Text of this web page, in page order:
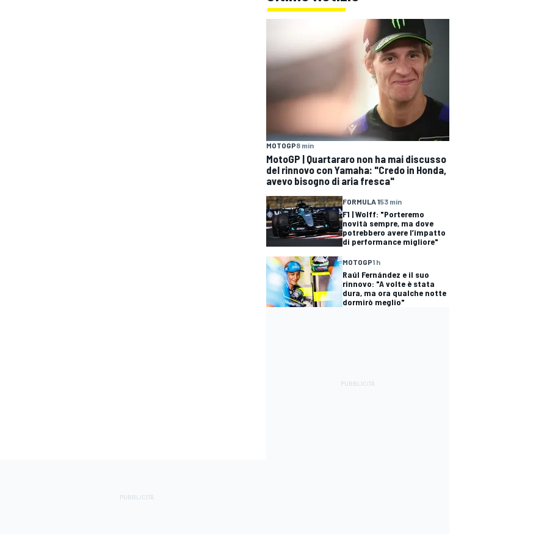
MOTOGP8 min
MotoGP | Quartararo non ha mai discusso
del rinnovo con Yamaha: "Credo in Honda,
avevo bisogno di aria fresca"
FORMULA 153 min
F1 | Wolff: "Porteremo
novità sempre, ma dove
potrebbero avere l’impatto
di performance migliore"
MOTOGP1 h
Raúl Fernández e il suo
rinnovo: "A volte è stata
dura, ma ora qualche notte
dormirò meglio"